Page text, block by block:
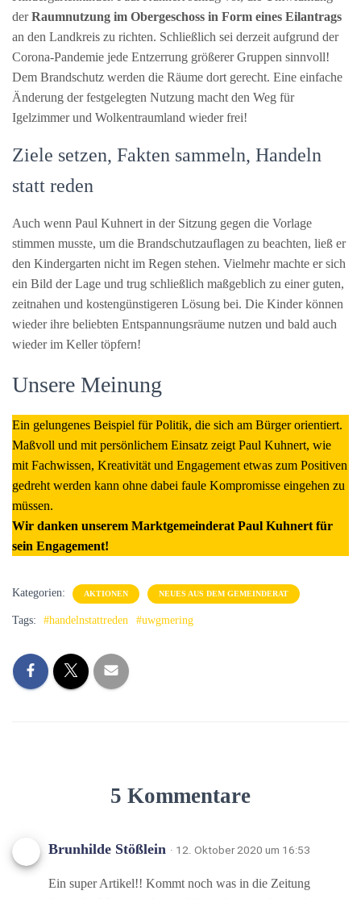
derRaumnutzung im Obergeschoss in Form eines Eilantrags
an den Landkreis zu richten. Schließlich sei derzeit aufgrund der
Corona-Pandemie jede Entzerrung größerer Gruppen sinnvoll!
Dem Brandschutz werden die Räume dort gerecht. Eine einfache
Änderung der festgelegten Nutzung macht den Weg für
Igelzimmer und Wolkentraumland wieder frei!
Ziele setzen, Fakten sammeln, Handeln
statt reden
Auch wenn Paul Kuhnert in der Sitzung gegen die Vorlage
stimmen musste, um die Brandschutzauflagen zu beachten, ließ er
den Kindergarten nicht im Regen stehen. Vielmehr machte er sich
ein Bild der Lage und trug schließlich maßgeblich zu einer guten,
zeitnahen und kostengünstigeren Lösung bei. Die Kinder können
wieder ihre beliebten Entspannungsräume nutzen und bald auch
wieder im Keller töpfern!
Unsere Meinung
Ein gelungenes Beispiel für Politik, die sich am Bürger orientiert.
Maßvoll und mit persönlichem Einsatz zeigt Paul Kuhnert, wie
mit Fachwissen, Kreativität und Engagement etwas zum Positiven
gedreht werden kann ohne dabei faule Kompromisse eingehen zu
müssen.
Wir danken unserem Marktgemeinderat Paul Kuhnert für
sein Engagement!
Kategorien: AKTIONEN NEUES AUS DEM GEMEINDERAT
Tags: #handelnstattreden #uwgmering
5 Kommentare
Brunhilde Stößlein · 12. Oktober 2020 um 16:53
Ein super Artikel!! Kommt noch was in die Zeitung